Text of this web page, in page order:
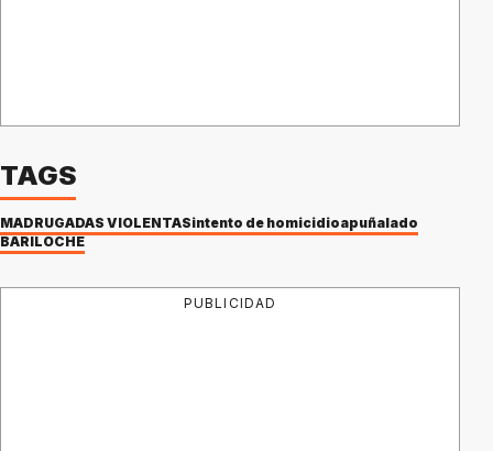
TAGS
MADRUGADAS VIOLENTASintento de homicidioapuñalado
BARILOCHE
PUBLICIDAD